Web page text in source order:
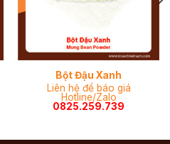
Bột Đậu Xanh
Liên hệ để báo giá
Hotline/Zalo
0825.259.739